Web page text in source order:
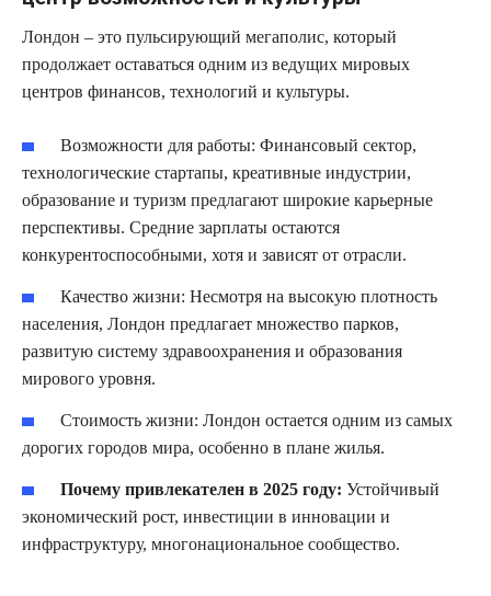
Лондон – это пульсирующий мегаполис, который
продолжает оставаться одним из ведущих мировых
центров финансов, технологий и культуры.
Возможности для работы: Финансовый сектор,
технологические стартапы, креативные индустрии,
образование и туризм предлагают широкие карьерные
перспективы. Средние зарплаты остаются
конкурентоспособными, хотя и зависят от отрасли.
Качество жизни: Несмотря на высокую плотность
населения, Лондон предлагает множество парков,
развитую систему здравоохранения и образования
мирового уровня.
Стоимость жизни: Лондон остается одним из самых
дорогих городов мира, особенно в плане жилья.
Почему привлекателен в 2025 году: Устойчивый
экономический рост, инвестиции в инновации и
инфраструктуру, многонациональное сообщество.